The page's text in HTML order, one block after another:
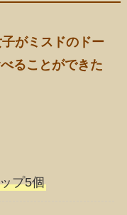
がミスドのドー
ることができた
プ5個